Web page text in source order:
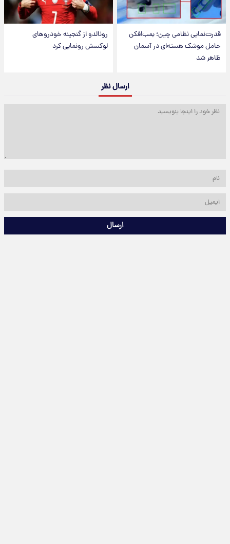
قدرت‌نمایی نظامی چین؛ بمب‌افکن
حامل موشک هسته‌ای در آسمان
ظاهر شد
رونالدو از گنجینه خودروهای
لوکسش رونمایی کرد
ارسال نظر
ارسال